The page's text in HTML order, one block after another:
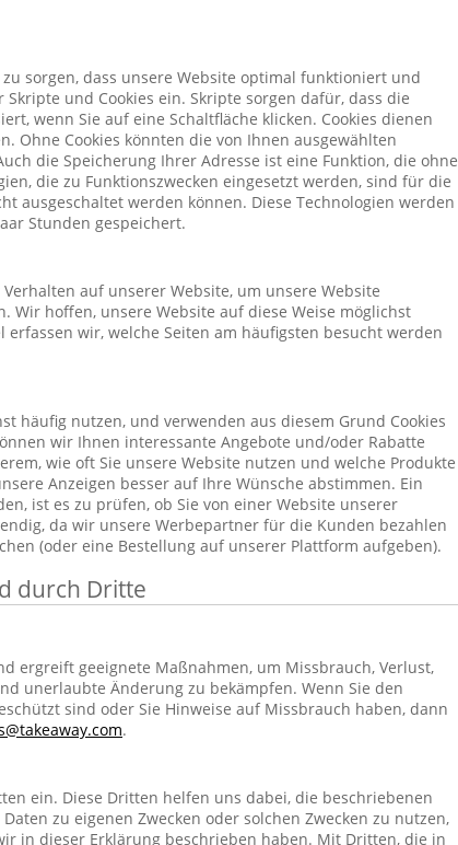
sorgen, dass unsere Website optimal funktioniert und
und Cookies ein. Skripte sorgen dafür, dass die
wenn Sie auf eine Schaltfläche klicken. Cookies dienen
Ohne Cookies könnten die von Ihnen ausgewählten
die Speicherung Ihrer Adresse ist eine Funktion, die ohne
die zu Funktionszwecken eingesetzt werden, sind für die
ausgeschaltet werden können. Diese Technologien werden
Stunden gespeichert.
auf unserer Website, um unsere Website
Wir hoffen, unsere Website auf diese Weise möglichst
wir, welche Seiten am häufigsten besucht werden
häufig nutzen, und verwenden aus diesem Grund Cookies
wir Ihnen interessante Angebote und/oder Rabatte
wie oft Sie unsere Website nutzen und welche Produkte
Anzeigen besser auf Ihre Wünsche abstimmen. Ein
ist es zu prüfen, ob Sie von einer Website unserer
da wir unsere Werbepartner für die Kunden bezahlen
(oder eine Bestellung auf unserer Plattform aufgeben).
durch Dritte
ergreift geeignete Maßnahmen, um Missbrauch, Verlust,
unerlaubte Änderung zu bekämpfen. Wenn Sie den
sind oder Sie Hinweise auf Missbrauch haben, dann
.
ein. Diese Dritten helfen uns dabei, die beschriebenen
zu eigenen Zwecken oder solchen Zwecken zu nutzen,
in dieser Erklärung beschrieben haben. Mit Dritten, die in